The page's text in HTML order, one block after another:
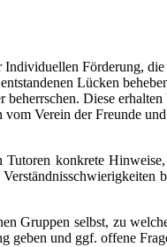
Individuellen Förderung,
Lücken
beherrschen. Diese
Verein der Freunde
konkrete
Gruppen selbst, zu
geben und ggf. offene